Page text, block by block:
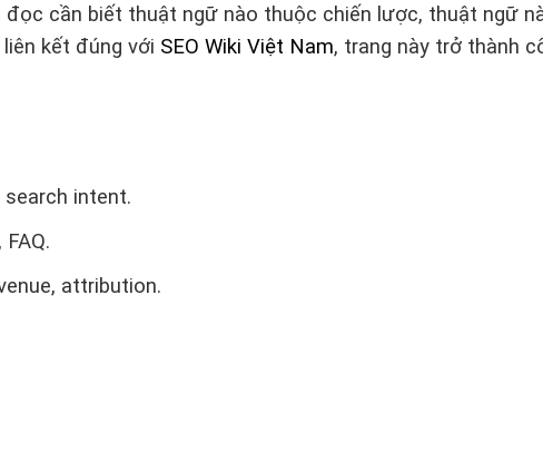
cần biết thuật ngữ nào thuộc chiến lược, thuật ngữ
kết đúng với SEO Wiki Việt Nam, trang này trở thành
search intent.
attribution.